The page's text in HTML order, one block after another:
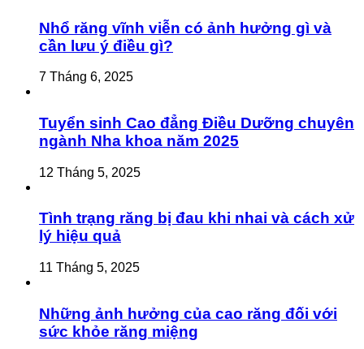
Nhổ răng vĩnh viễn có ảnh hưởng gì và
cần lưu ý điều gì?
7 Tháng 6, 2025
Tuyển sinh Cao đẳng Điều Dưỡng chuyên
ngành Nha khoa năm 2025
12 Tháng 5, 2025
Tình trạng răng bị đau khi nhai và cách xử
lý hiệu quả
11 Tháng 5, 2025
Những ảnh hưởng của cao răng đối với
sức khỏe răng miệng